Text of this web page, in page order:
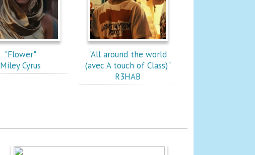
"Flower"
Miley Cyrus
"All around the world
(avec A touch of Class)"
R3HAB